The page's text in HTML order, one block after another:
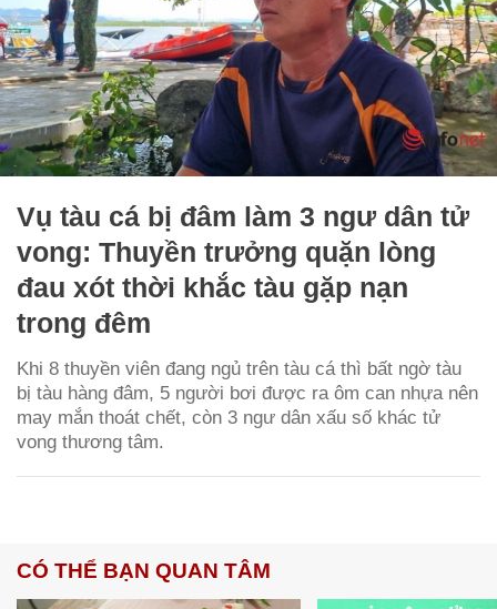
Vụ tàu cá bị đâm làm 3 ngư dân tử
vong: Thuyền trưởng quặn lòng
đau xót thời khắc tàu gặp nạn
trong đêm
Khi 8 thuyền viên đang ngủ trên tàu cá thì bất ngờ tàu
bị tàu hàng đâm, 5 người bơi được ra ôm can nhựa nên
may mắn thoát chết, còn 3 ngư dân xấu số khác tử
vong thương tâm.
CÓ THỂ BẠN QUAN TÂM